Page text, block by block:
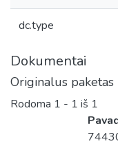
dc.type
Dokumentai
Originalus paketas
Rodoma 1 - 1 iš 1